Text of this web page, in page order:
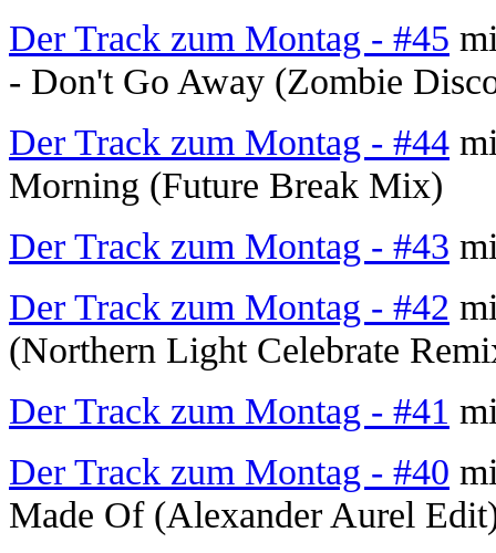
Der Track zum Montag - #45
- Don't Go Away (Zombie
Der Track zum Montag - #44
Morning (Future Break Mix)
Der Track zum Montag - #43
Der Track zum Montag - #42
(Northern Light Celebrate
Der Track zum Montag - #41
Der Track zum Montag - #40
Made Of (Alexander Aurel